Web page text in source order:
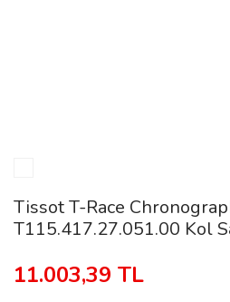
Tissot T-Race
T115.417.27.051.00 Kol
11.003,39 TL